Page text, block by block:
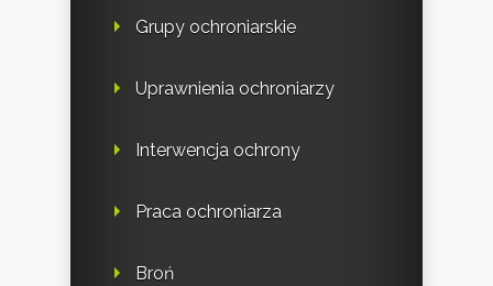
Grupy ochroniarskie
Uprawnienia ochroniarzy
Interwencja ochrony
Praca ochroniarza
Broń